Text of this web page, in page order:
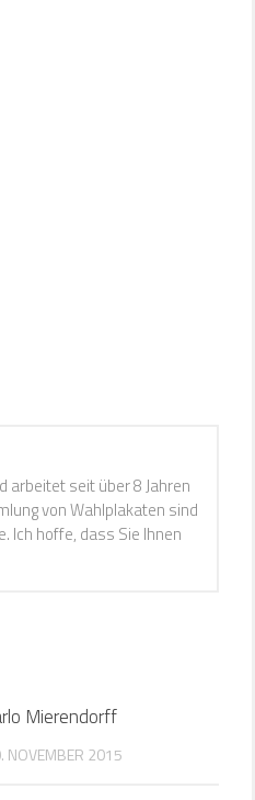
arbeitet seit über 8 Jahren
von Wahlplakaten sind
Ich hoffe, dass Sie Ihnen
Mierendorff
NOVEMBER 2015